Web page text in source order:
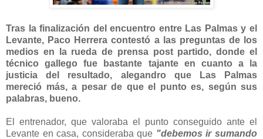
Tras la finalización del encuentro entre Las Palmas y el
Levante, Paco Herrera contestó a las preguntas de los
medios en la rueda de prensa post partido, donde el
técnico gallego fue bastante tajante en cuanto a la
justicia del resultado, alegandro que Las Palmas
mereció más, a pesar de que el punto es, según sus
palabras, bueno.
El entrenador, que valoraba el punto conseguido ante el
Levante en casa, consideraba que "debemos ir sumando